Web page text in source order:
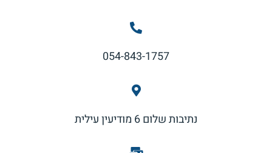
054-843-1757
נתיבות שלום 6 מודיעין עילית